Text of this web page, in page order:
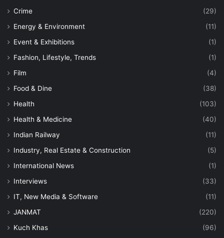
Crime
(29)
Energy & Environment
(11)
Event & Exhibitions
(1)
Fashion, Lifestyle, Trends
(1)
Film
(4)
Food & Dine
(38)
Health
(103)
Health & Medicine
(40)
Indian Railway
(11)
Industry, Real Estate & Construction
(5)
International News
(1)
Interviews
(33)
IT, New Media & Software
(11)
JANMAT
(220)
Kuch Khas
(96)